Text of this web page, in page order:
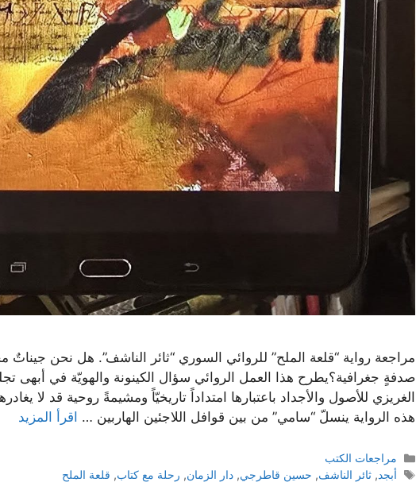
مراجعة رواية “قلعة الملح” للروائي السوري “ثائر الناشف”. هل نحن
صدفةٍ جغرافية؟يطرح هذا العمل الروائي سؤال الكينونة والهويّة في أبهى
الغريزي للأصول والأجداد باعتبارها امتداداً تاريخيّاً ومشيمةً روحية قد لا
هذه الرواية ينسلّ “سامي” من بين قوافل اللاجئين الهاربين … اقرأ المزيد
التصنيفات
مراجعات الكتب
الوسوم
أبجد,ثائر الناشف, حسين قاطرجي,دار الزمان, رحلة مع كتاب, قلعة الملح